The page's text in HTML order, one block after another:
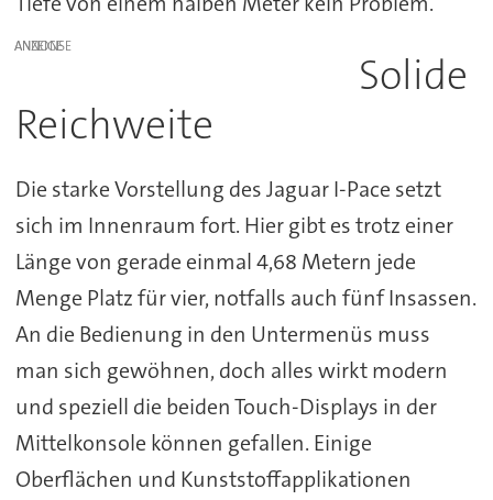
ANZEIGE
Solide
Reichweite
Die starke Vorstellung des Jaguar I-Pace setzt
sich im Innenraum fort. Hier gibt es trotz einer
Länge von gerade einmal 4,68 Metern jede
Menge Platz für vier, notfalls auch fünf Insassen.
An die Bedienung in den Untermenüs muss
man sich gewöhnen, doch alles wirkt modern
und speziell die beiden Touch-Displays in der
Mittelkonsole können gefallen. Einige
Oberflächen und Kunststoffapplikationen